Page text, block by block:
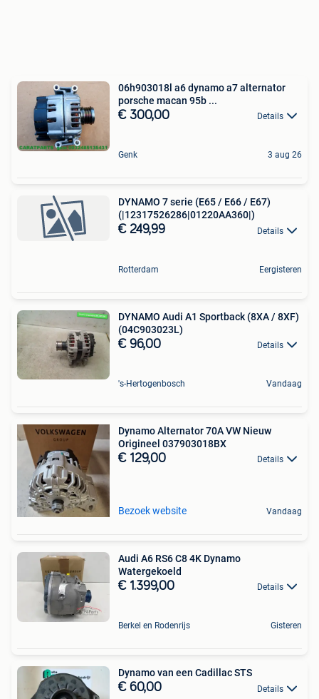
06h903018l a6 dynamo a7 alternator
porsche macan 95b ...
€ 300,00 Details
Genk 3 aug 26
DYNAMO 7 serie (E65 / E66 / E67)
(|12317526286|01220AA360|)
€ 249,99 Details
Rotterdam Eergisteren
DYNAMO Audi A1 Sportback (8XA / 8XF)
(04C903023L)
€ 96,00 Details
's-Hertogenbosch Vandaag
Dynamo Alternator 70A VW Nieuw
Origineel 037903018BX
€ 129,00 Details
Bezoek website Vandaag
Audi A6 RS6 C8 4K Dynamo
Watergekoeld
€ 1.399,00 Details
Berkel en Rodenrijs Gisteren
Dynamo van een Cadillac STS
€ 60,00 Details